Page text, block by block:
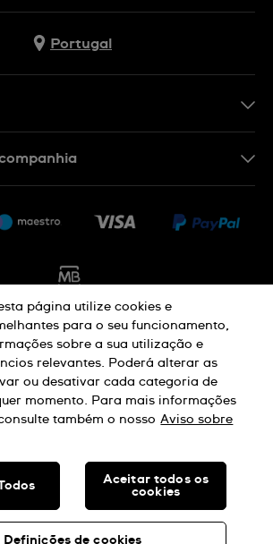
Portugal
Aviso De Cookies
E Condições De Uso
SWISS MADE
TODOS OS DIREITOS RESERVADOS: SWISS
página utilize cookies e
para o seu funcionamento,
sobre a sua utilização e
relevantes. Poderá alterar as
ou desativar cada categoria de
momento. Para mais informações
também o nosso Aviso sobre
Definições de cookies
Aceitar todos os
cookies